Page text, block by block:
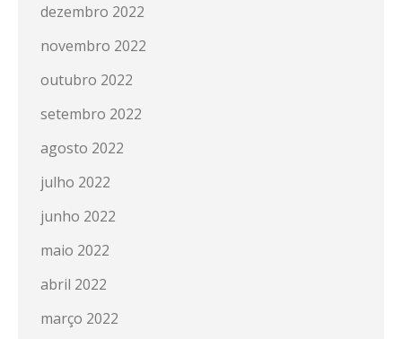
dezembro 2022
novembro 2022
outubro 2022
setembro 2022
agosto 2022
julho 2022
junho 2022
maio 2022
abril 2022
março 2022